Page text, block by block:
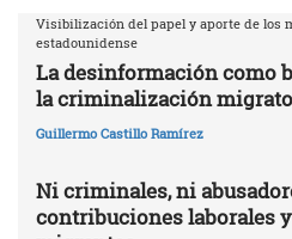
Visibilización del papel y aporte de los
estadounidense
La desinformación como
la criminalización
Guillermo Castillo Ramírez
Ni criminales, ni
contribuciones laborales